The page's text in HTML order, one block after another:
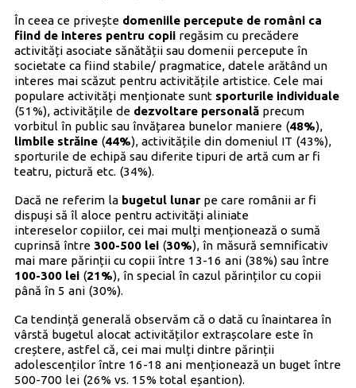
În ceea ce privește domeniile percepute de români ca
fiind de interes pentru copiiregăsim cu precădere
activități asociate sănătății sau domenii percepute în
societate ca fiind stabile/ pragmatice, datele arătând un
interes mai scăzut pentru activitățile artistice. Cele mai
populare activități menționate sunt sporturile individuale
(51%), activitățile de dezvoltare personalăprecum
vorbitul în public sau învățarea bunelor maniere (48%),
limbile străine(44%), activitățile din domeniul IT (43%),
sporturile de echipă sau diferite tipuri de artă cum ar fi
teatru, pictură etc. (34%).
Dacă ne referim la bugetul lunarpe care românii ar fi
dispuși să îl aloce pentru activități aliniate
intereselor copiilor, cei mai mulți menționează o sumă
cuprinsă între 300-500 lei(30%), în măsură semnificativ
mai mare părinții cu copii între 13-16 ani (38%) sau între
100-300 lei(21%), în special în cazul părinților cu copii
până în 5 ani (30%).
Ca tendință generală observăm că o dată cu înaintarea în
vârstă bugetul alocat activităților extrașcolare este în
creștere, astfel că, cei mai mulți dintre părinții
adolescenților între 16-18 ani menționează un buget între
500-700 lei (26% vs. 15% total eșantion).